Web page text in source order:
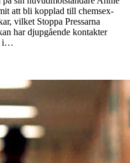
att bli kopplad till chemsex-
vilket Stoppa Pressarna
har djupgående kontakter
i…